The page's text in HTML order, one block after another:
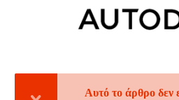
Αυτό το άρθρο δεν